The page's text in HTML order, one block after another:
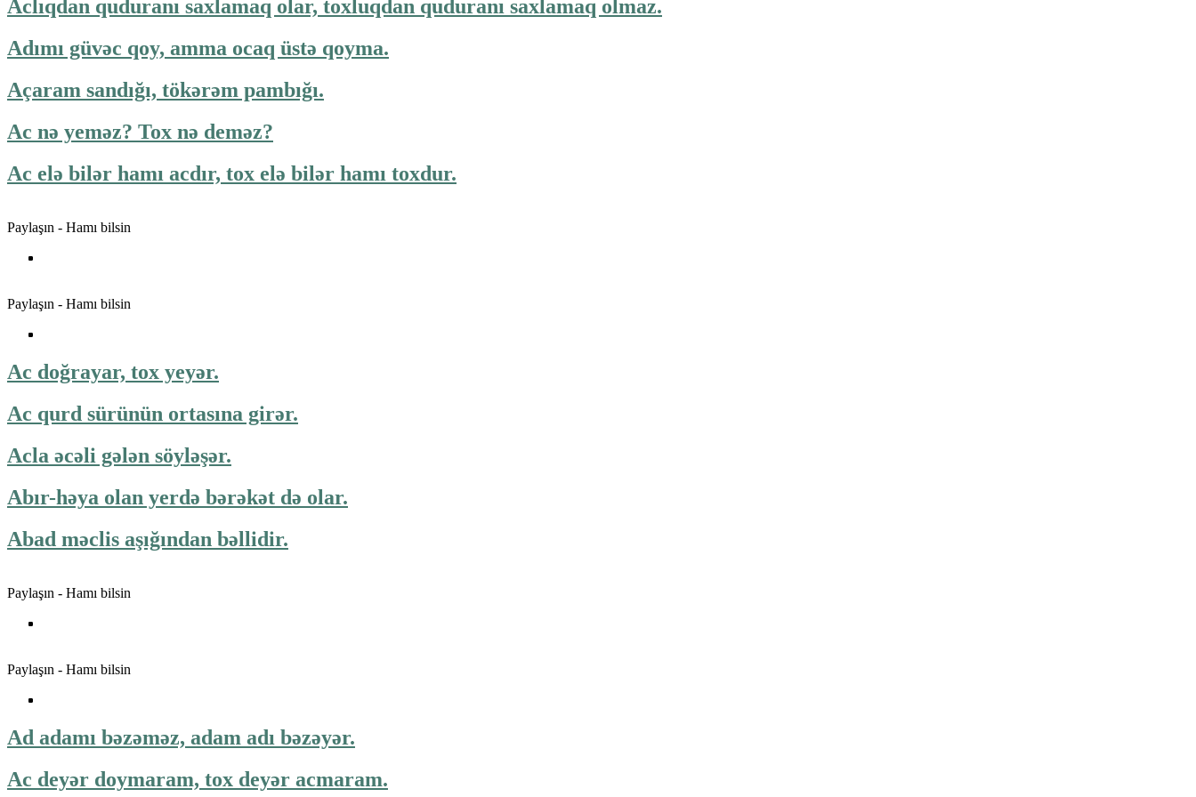
Aclıqdan quduranı saxlamaq olar, toxluqdan quduranı saxlamaq olmaz.
Adımı güvəc qoy, amma ocaq üstə qoyma.
Açaram sandığı, tökərəm pambığı.
Ac nə yeməz? Tox nə deməz?
Ac elə bilər hamı acdır, tox elə bilər hamı toxdur.
Paylaşın - Hamı bilsin
Paylaşın - Hamı bilsin
Ac doğrayar, tox yeyər.
Ac qurd sürünün ortasına girər.
Acla əcəli gələn söyləşər.
Abır-həya olan yerdə bərəkət də olar.
Abad məclis aşığından bəllidir.
Paylaşın - Hamı bilsin
Paylaşın - Hamı bilsin
Ad adamı bəzəməz, adam adı bəzəyər.
Ac deyər doymaram, tox deyər acmaram.